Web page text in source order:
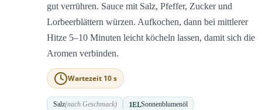
gut verrühren. Sauce mit Salz, Pfeffer, Zucker und
Lorbeerblättern würzen. Aufkochen, dann bei mittlerer
Hitze 5–10 Minuten leicht köcheln lassen, damit sich die
Aromen verbinden.
Wartezeit 10 s
Salz(nach Geschmack) 1ELSonnenblumenöl